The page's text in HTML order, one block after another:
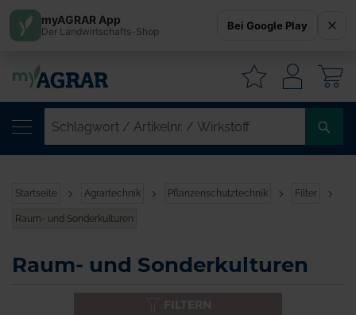
/
Startseite Agrartechnik Pflanzenschutztechnik Filter
Raum- und Sonderkulturen
Raum- und Sonderkulturen
myAGRAR App
Der Landwirtschafts-Shop Bei Google Play